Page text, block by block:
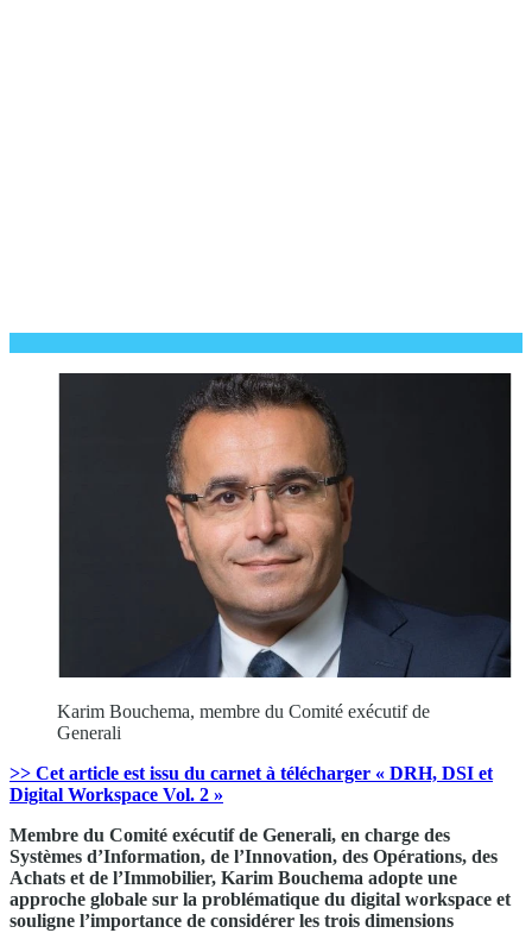
Karim Bouchema, membre du Comité exécutif de
Generali
>> Cet article est issu du carnet à télécharger « DRH, DSI et
Digital Workspace Vol. 2 »
Membre du Comité exécutif de Generali, en charge des
Systèmes d’Information, de l’Innovation, des Opérations, des
Achats et de l’Immobilier, Karim Bouchema adopte une
approche globale sur la problématique du digital workspace et
souligne l’importance de considérer les trois dimensions